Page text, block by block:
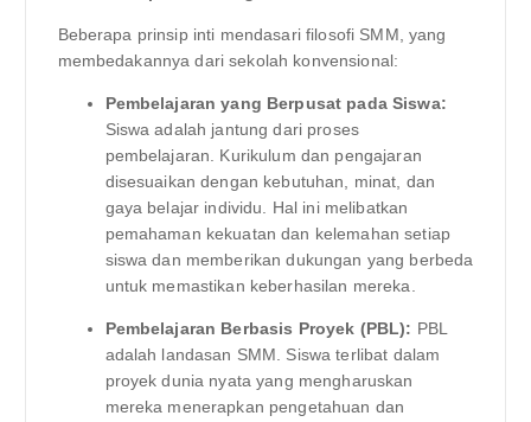
Beberapa prinsip inti mendasari filosofi SMM, yang
membedakannya dari sekolah konvensional:
Pembelajaran yang Berpusat pada Siswa:
Siswa adalah jantung dari proses
pembelajaran. Kurikulum dan pengajaran
disesuaikan dengan kebutuhan, minat, dan
gaya belajar individu. Hal ini melibatkan
pemahaman kekuatan dan kelemahan setiap
siswa dan memberikan dukungan yang berbeda
untuk memastikan keberhasilan mereka.
Pembelajaran Berbasis Proyek (PBL): PBL
adalah landasan SMM. Siswa terlibat dalam
proyek dunia nyata yang mengharuskan
mereka menerapkan pengetahuan dan